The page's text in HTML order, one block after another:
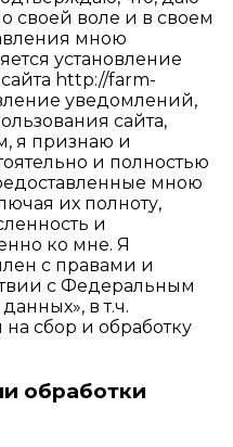
своей воле и в своем
мною
установление
http://farm-
уведомлений,
сайта,
я признаю и
и полностью
мною
их полноту,
и
ко мне. Я
с правами и
с Федеральным
в т.ч.
сбор и обработку
обработки